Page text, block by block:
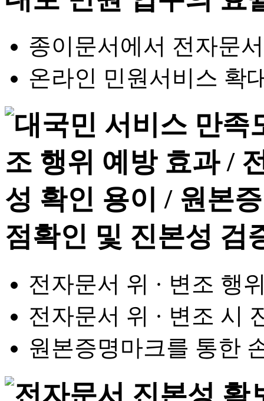
종이문서에서 전자문
온라인 민원서비스 확
전자문서 위 · 변조 행
전자문서 위 · 변조 시
원본증명마크를 통한